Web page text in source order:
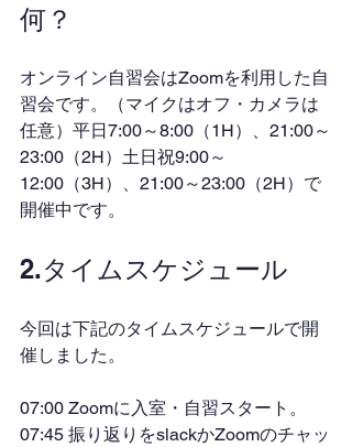
何？
オンライン自習会はZoomを利用した自
習会です。（マイクはオフ・カメラは
任意）平日7:00～8:00（1H）、21:00～
23:00（2H）土日祝9:00～
12:00（3H）、21:00～23:00（2H）で
開催中です。
2.タイムスケジュール
今回は下記のタイムスケジュールで開
催しました。
07:00 Zoomに入室・自習スタート。
07:45 振り返りをslackかZoomのチャッ